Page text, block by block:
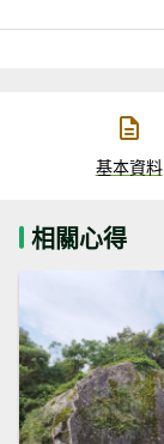
基本資料
相關心得